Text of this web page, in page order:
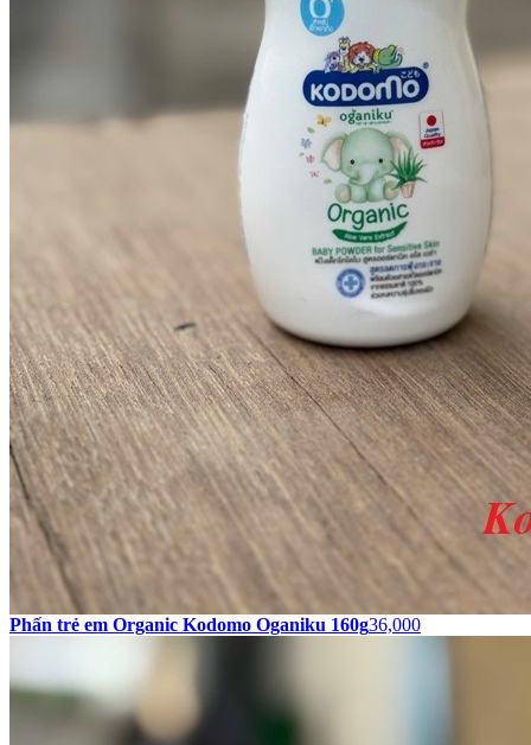
Phấn trẻ em Organic Kodomo Oganiku 160g36,000